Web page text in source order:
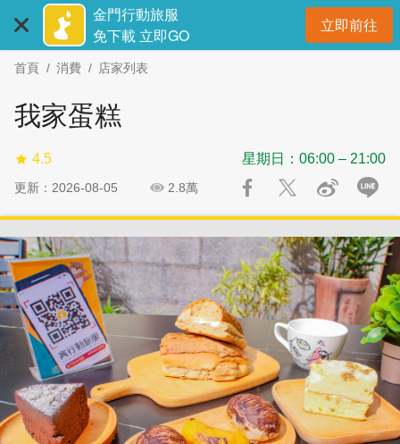
主
金門行動旅服
免下載 立即GO
立即前往開
首頁 消費 店家列表
我家蛋糕
4.5 星期日：06:00 – 21:00
更新：2026-08-05 2.8萬
社